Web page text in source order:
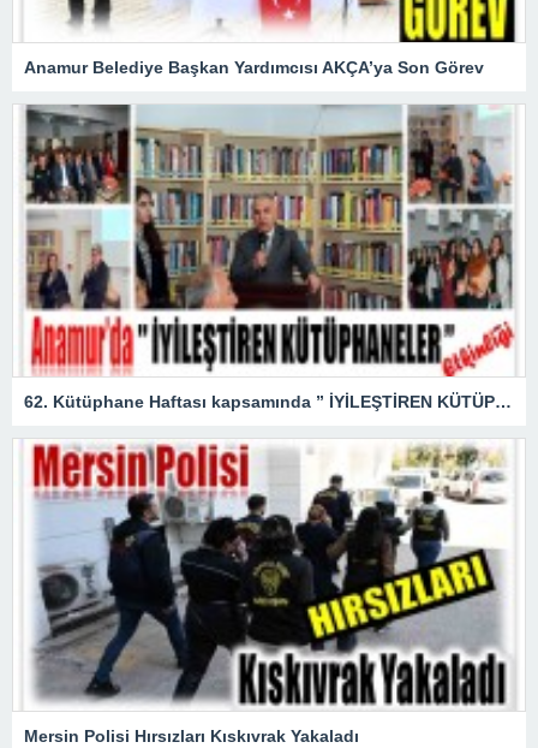
Anamur Belediye Başkan Yardımcısı AKÇA’ya Son Görev
62. Kütüphane Haftası kapsamında ” İYİLEŞTİREN KÜTÜPHANELER ” etkinliği düzenlendi.
Mersin Polisi Hırsızları Kıskıvrak Yakaladı